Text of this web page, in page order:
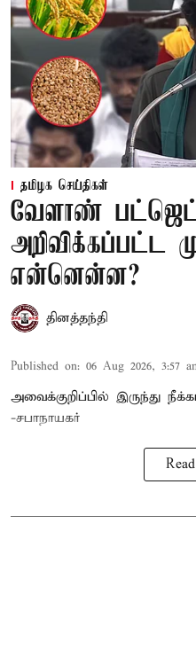
தமிழக செய்திகள்
வேளாண்
அறிவிக்கப்பட்ட
என்னென்ன?
தினத்தந்தி
Published on: 06 Aug 2026, 3:57
அவைக்குறிப்பில் இருந்து
-சபாநாயகர்